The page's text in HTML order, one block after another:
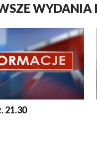
WYDANIA
21.30